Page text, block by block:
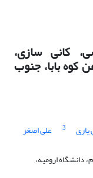
کانی سازی،
کوه بابا، جنوب
3 علی اصغر
دانشگاه ارومیه،